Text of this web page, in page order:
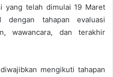
yang telah dimulai 19 Maret
dengan tahapan evaluasi
wawancara, dan terakhir
mengikuti tahapan